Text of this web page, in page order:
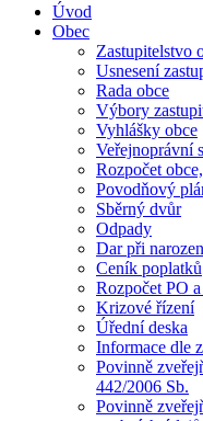
Úvod
Obec
Zastupitelstvo
Usnesení
Rada obce
Výbory
Vyhlášky obce
Veřejnoprávní
Rozpočet
Povodňový
Sběrný dvůr
Odpady
Dar při
Ceník poplatků
Rozpočet PO
Krizové řízení
Úřední deska
Informace dle
Povinně
442/2006 Sb.
Povinně